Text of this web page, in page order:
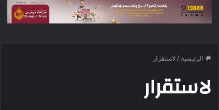
الرئيسية / لاستقرار
لاستقرار